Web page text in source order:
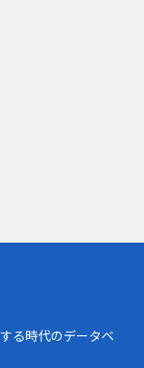
「AIが研究
る時代のデータベ